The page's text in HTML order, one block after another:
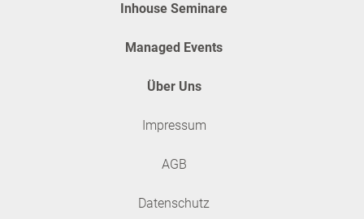
Inhouse Seminare
Managed Events
Über Uns
Impressum
AGB
Datenschutz